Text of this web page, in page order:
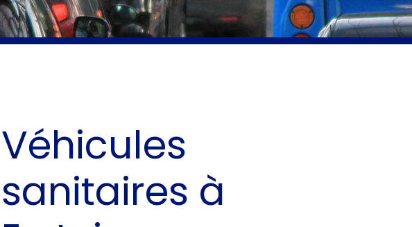
Véhicules
sanitaires à